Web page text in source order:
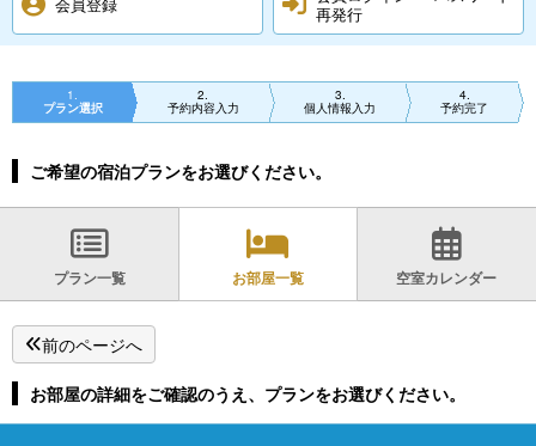
再発行
1
プラン選択
2
予約内容入力
3
個人情報入力
4
予約完了
ご希望の宿泊プランをお選びください。
プラン一覧 お部屋一覧 空室カレンダー
前のページへ
お部屋の詳細をご確認のうえ、プランをお選びください。